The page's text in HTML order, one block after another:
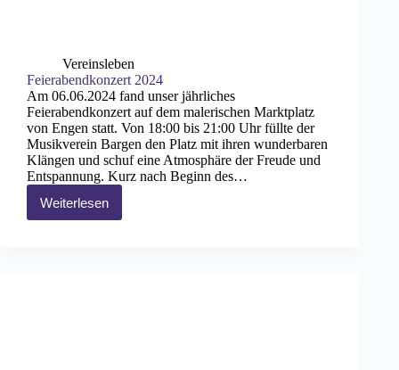
Vereinsleben
Feierabendkonzert 2024
Am 06.06.2024 fand unser jährliches
Feierabendkonzert auf dem malerischen Marktplatz
von Engen statt. Von 18:00 bis 21:00 Uhr füllte der
Musikverein Bargen den Platz mit ihren wunderbaren
Klängen und schuf eine Atmosphäre der Freude und
Entspannung. Kurz nach Beginn des…
WeiterlesenFeierabendkonzert
2024